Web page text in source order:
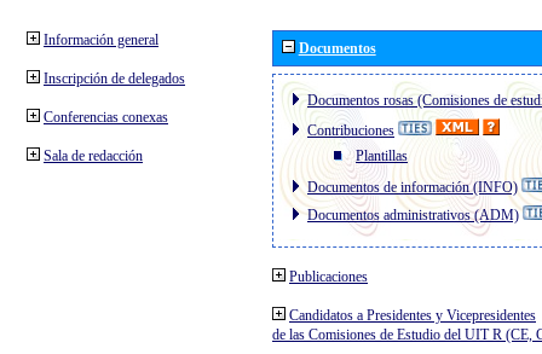
Información general
Inscripción de delegados
Conferencias conexas
Sala de redacción
Documentos
Documentos rosas (Comisiones de
Contribuciones
Plantillas
Documentos de información (INFO)
Documentos administrativos (ADM)
Publicaciones
Candidatos a Presidentes y Vicepresidentes
de las Comisiones de Estudio del UIT R (CE,